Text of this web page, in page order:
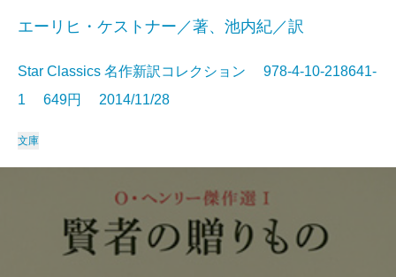
エーリヒ・ケストナー／著、池内紀／訳
Star Classics 名作新訳コレクション 978-4-10-218641-
1 649円 2014/11/28
文庫